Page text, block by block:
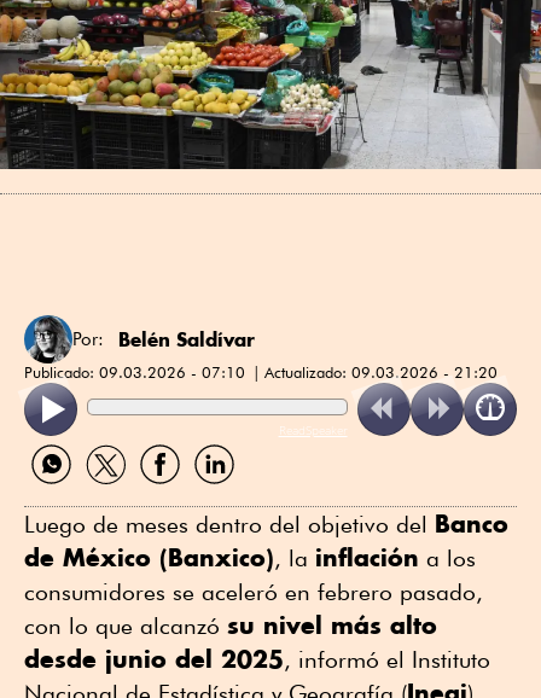
Por: Belén Saldívar
Publicado: 09.03.2026 - 07:10 Actualizado: 09.03.2026 - 21:20
ReadSpeaker
Compartir
por
Compartir
por
Compartir
por
Compartir
por
Luego de meses dentro del objetivo del Banco
de México (Banxico), la inflación a los
consumidores se aceleró en febrero pasado,
con lo que alcanzó su nivel más alto
desde junio del 2025, informó el Instituto